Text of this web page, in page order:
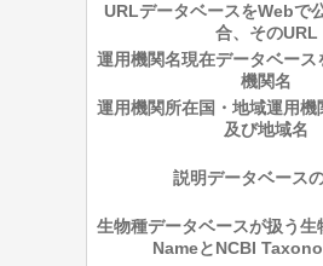
URLデータベースをWebで
合、そのURL
運用機関名現在データベース
機関名
運用機関所在国・地域運用機
及び地域名
説明データベース
生物種データベースが扱う
NameとNCBI